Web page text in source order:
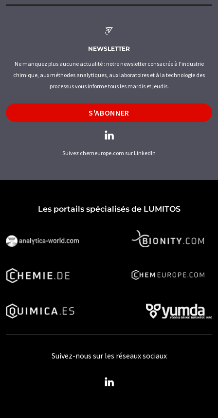
NEWSLETTER
Ne manquez plus aucune actualité : notre newsletter consacrée à l'industrie
chimique, aux méthodes analytiques, aux laboratoires et à la technologie des
processus vous informe tous les mardis et jeudis.
S'ABONNER
Suivez chemeurope.com sur LinkedIn
Les portails spécialisés de LUMITOS
Suivez-nous sur les réseaux sociaux